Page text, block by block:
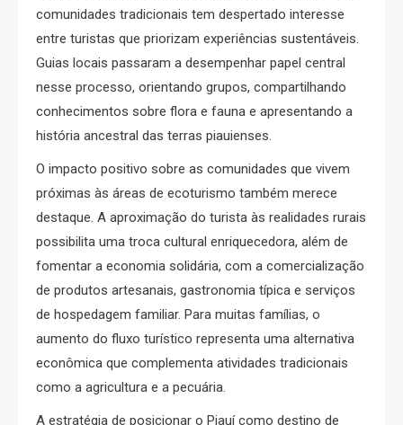
comunidades tradicionais tem despertado interesse
entre turistas que priorizam experiências sustentáveis.
Guias locais passaram a desempenhar papel central
nesse processo, orientando grupos, compartilhando
conhecimentos sobre flora e fauna e apresentando a
história ancestral das terras piauienses.
O impacto positivo sobre as comunidades que vivem
próximas às áreas de ecoturismo também merece
destaque. A aproximação do turista às realidades rurais
possibilita uma troca cultural enriquecedora, além de
fomentar a economia solidária, com a comercialização
de produtos artesanais, gastronomia típica e serviços
de hospedagem familiar. Para muitas famílias, o
aumento do fluxo turístico representa uma alternativa
econômica que complementa atividades tradicionais
como a agricultura e a pecuária.
A estratégia de posicionar o Piauí como destino de